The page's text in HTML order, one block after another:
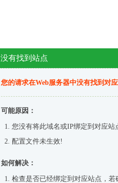
没有找到站点
您的请求在Web服务器中没有找到对
可能原因：
您没有将此域名或IP绑定到对应站
配置文件未生效!
如何解决：
检查是否已经绑定到对应站点，